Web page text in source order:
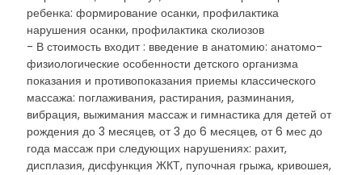
ребенка: формирование осанки, профилактика
нарушения осанки, профилактика сколиозов
- В стоимость входит : введение в анатомию: анатомо-
физиологические особенности детского организма
показания и противопоказания приемы классического
массажа: поглаживания, растирания, разминания,
вибрация, выжимания массаж и гимнастика для детей от
рождения до 3 месяцев, от 3 до 6 месяцев, от 6 мес до
года массаж при следующих нарушениях: рахит,
дисплазия, дисфункция ЖКТ, пупочная грыжа, кривошея,